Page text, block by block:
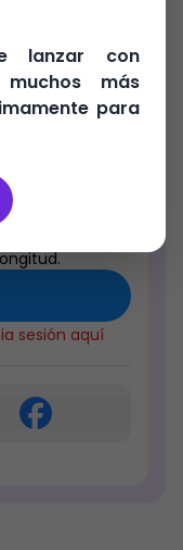
una letra
sesión aquí
lanzar con
más
para